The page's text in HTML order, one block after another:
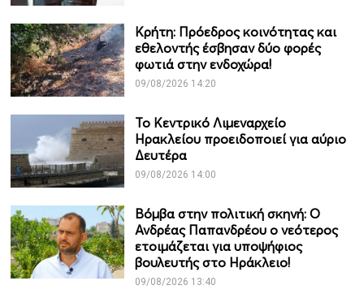
Κρήτη: Πρόεδρος κοινότητας και
εθελοντής έσβησαν δύο φορές
φωτιά στην ενδοχώρα!
09/08/2026 14:20
Το Κεντρικό Λιμεναρχείο
Ηρακλείου προειδοποιεί για αύριο
Δευτέρα
09/08/2026 14:00
Βόμβα στην πολιτική σκηνή: Ο
Ανδρέας Παπανδρέου ο νεότερος
ετοιμάζεται για υποψήφιος
βουλευτής στο Ηράκλειο!
09/08/2026 13:40